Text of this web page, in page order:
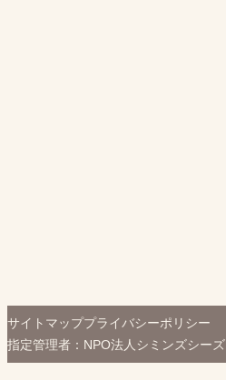
サイトマッププライバシーポリシー
指定管理者：NPO法人シミンズシーズ